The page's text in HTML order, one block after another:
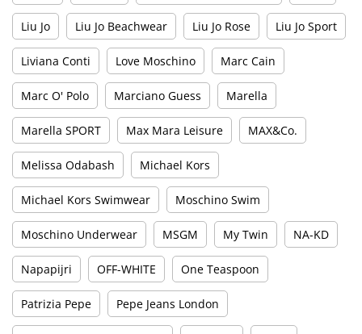
Liu Jo Liu Jo Beachwear Liu Jo Rose Liu Jo Sport
Liviana Conti Love Moschino Marc Cain
Marc O' Polo Marciano Guess Marella
Marella SPORT Max Mara Leisure MAX&Co.
Melissa Odabash Michael Kors
Michael Kors Swimwear Moschino Swim
Moschino Underwear MSGM My Twin NA-KD
Napapijri OFF-WHITE One Teaspoon
Patrizia Pepe Pepe Jeans London